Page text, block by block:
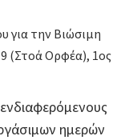
για την Βιώσιμη
(Στοά Ορφέα), 1ος
ημερών